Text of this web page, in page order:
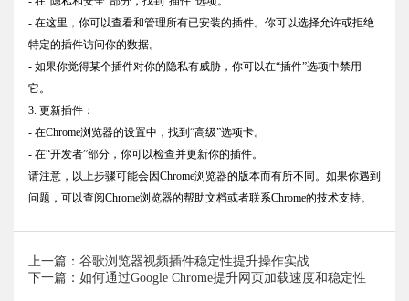
- 在这里，你可以查看和管理所有已安装的插件。你可以选择允许或拒绝
特定的插件访问你的数据。
- 如果你觉得某个插件对你的隐私有威胁，你可以在“插件”选项中禁用
它。
3. 更新插件：
- 在Chrome浏览器的设置中，找到“高级”选项卡。
- 在“开发者”部分，你可以检查并更新你的插件。
请注意，以上步骤可能会因Chrome浏览器的版本而有所不同。如果你遇到
问题，可以查阅Chrome浏览器的帮助文档或者联系Chrome的技术支持。
上一篇：谷歌浏览器视频插件稳定性提升操作实战
下一篇：如何通过Google Chrome提升网页加载速度和稳定性